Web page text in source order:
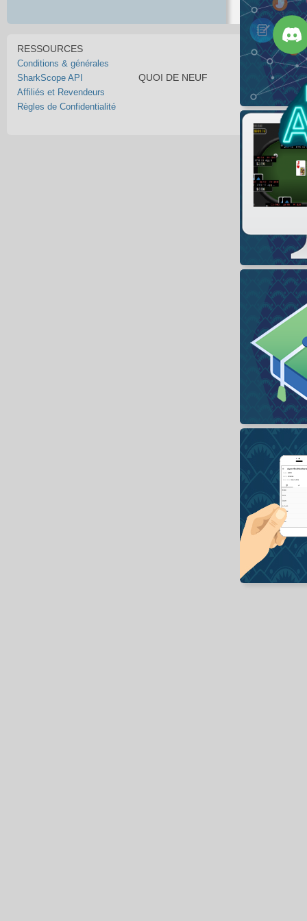
RESSOURCES
Conditions & générales
SharkScope API
Affiliés et Revendeurs
Règles de Confidentialité
QUOI DE NEUF